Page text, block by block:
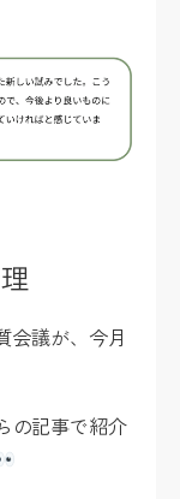
会議が、今月
の記事で紹介